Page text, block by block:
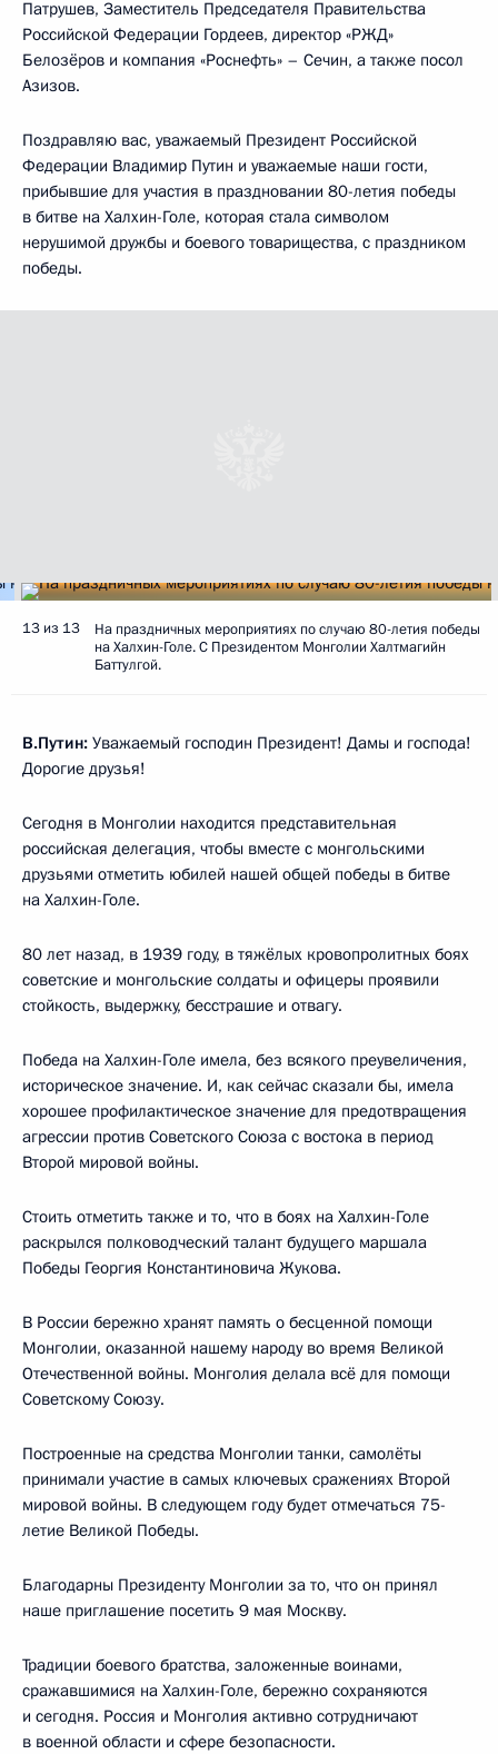
Патрушев, Заместитель Председателя Правительства
Российской Федерации Гордеев, директор «РЖД»
Белозёров и компания «Роснефть» – Сечин, а также посол
Азизов.
Поздравляю вас, уважаемый Президент Российской
Федерации Владимир Путин и уважаемые наши гости,
прибывшие для участия в праздновании 80-летия победы
в битве на Халхин-Голе, которая стала символом
нерушимой дружбы и боевого товарищества, с праздником
победы.
13 из 13
На праздничных мероприятиях по случаю 80-летия победы
на Халхин-Голе. С Президентом Монголии Халтмагийн
Баттулгой.
В.Путин: Уважаемый господин Президент! Дамы и господа!
Дорогие друзья!
Сегодня в Монголии находится представительная
российская делегация, чтобы вместе с монгольскими
друзьями отметить юбилей нашей общей победы в битве
на Халхин-Голе.
80 лет назад, в 1939 году, в тяжёлых кровопролитных боях
советские и монгольские солдаты и офицеры проявили
стойкость, выдержку, бесстрашие и отвагу.
Победа на Халхин-Голе имела, без всякого преувеличения,
историческое значение. И, как сейчас сказали бы, имела
хорошее профилактическое значение для предотвращения
агрессии против Советского Союза с востока в период
Второй мировой войны.
Стоить отметить также и то, что в боях на Халхин-Голе
раскрылся полководческий талант будущего маршала
Победы Георгия Константиновича Жукова.
В России бережно хранят память о бесценной помощи
Монголии, оказанной нашему народу во время Великой
Отечественной войны. Монголия делала всё для помощи
Советскому Союзу.
Построенные на средства Монголии танки, самолёты
принимали участие в самых ключевых сражениях Второй
мировой войны. В следующем году будет отмечаться 75-
летие Великой Победы.
Благодарны Президенту Монголии за то, что он принял
наше приглашение посетить 9 мая Москву.
Традиции боевого братства, заложенные воинами,
сражавшимися на Халхин-Голе, бережно сохраняются
и сегодня. Россия и Монголия активно сотрудничают
в военной области и сфере безопасности.